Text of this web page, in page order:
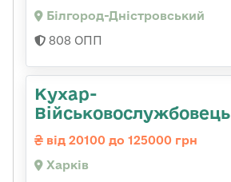
Білгород-Дністровський
808 ОПП
Кухар-
Військовослужбовець
від 20100 до 125000 грн
Харків